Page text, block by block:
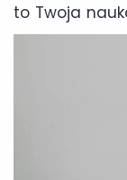
to Twoja